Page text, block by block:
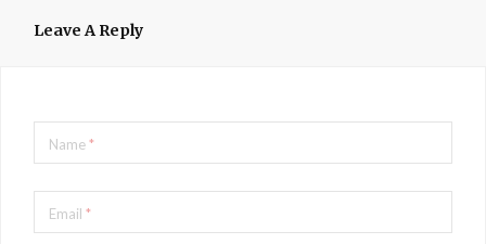
Leave A Reply
Name*
Email *